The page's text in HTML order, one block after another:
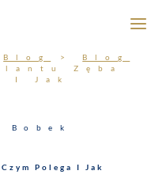
Blog > Blog
Zęba
I Jak
Bobek
Polega I Jak